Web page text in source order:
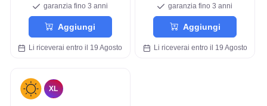
garanzia fino 3 anni
Aggiungi
Li riceverai entro il 19 Agosto
garanzia fino 3 anni
Aggiungi
Li riceverai entro il 19 Agosto
XL